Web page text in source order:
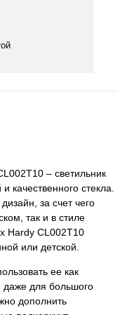
– светильник
качественного стекла.
за счет чего
так и в стиле
Hardy CL002T10
или детской.
ее как
даже для большого
дополнить